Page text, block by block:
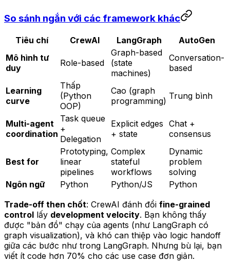
So sánh ngắn với các framework khác
Tiêu chí CrewAI LangGraph
AutoGen
Mô hình tư
duy
Role-based
Graph-based
(state
machines)
Conversation-
based
Learning
curve
Thấp
(Python
OOP)
Cao (graph
programming) Trung bình
Multi-agent
coordination
Task queue
+
Delegation
Explicit edges
+ state
Chat +
consensus
Best for
Prototyping,
linear
pipelines
Complex
stateful
workflows
Dynamic
problem
solving
Ngôn ngữ
Python Python/JS
Python
Trade-off then chốt: CrewAI đánh đổi fine-grained
control lấy development velocity. Bạn không thấy
được "bản đồ" chạy của agents (như LangGraph có
graph visualization), và khó can thiệp vào logic handoff
giữa các bước như trong LangGraph. Nhưng bù lại, bạn
viết ít code hơn 70% cho các use case đơn giản.